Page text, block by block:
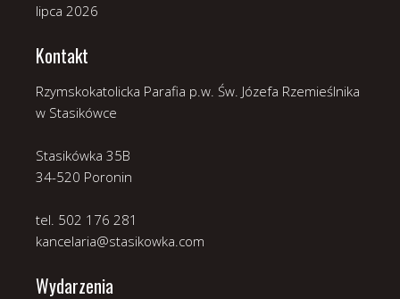
lipca 2026
Kontakt
Rzymskokatolicka Parafia p.w. Św. Józefa Rzemieślnika
w Stasikówce
Stasikówka 35B
34-520 Poronin
tel. 502 176 281
kancelaria@stasikowka.com
Wydarzenia